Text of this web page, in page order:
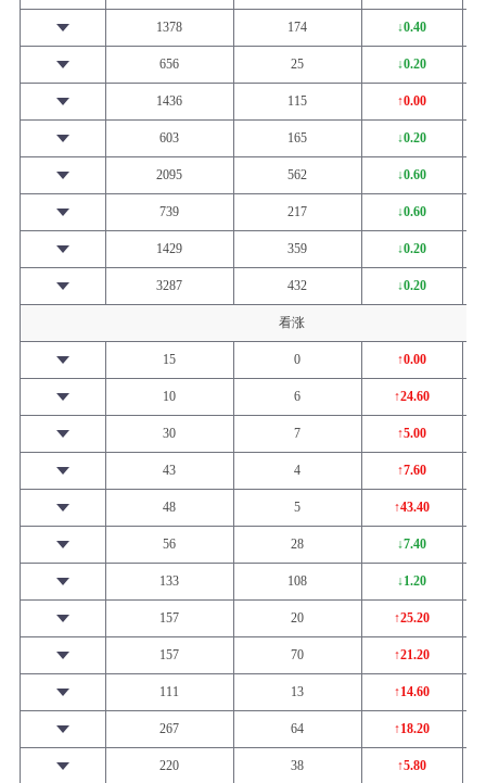
1378 174 ↓0.40
656 25 ↓0.20
1436 115 ↑0.00
603 165 ↓0.20
2095 562 ↓0.60
739 217 ↓0.60
1429 359 ↓0.20
3287 432 ↓0.20
看涨
15 0 ↑0.00
10 6 ↑24.60
30 7 ↑5.00
43 4 ↑7.60
48 5 ↑43.40
56 28 ↓7.40
133 108 ↓1.20
157 20 ↑25.20
157 70 ↑21.20
111 13 ↑14.60
267 64 ↑18.20
220 38 ↑5.80